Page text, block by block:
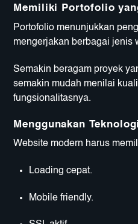
Memiliki Portofolio
Portofolio menunjukkan
mengerjakan berbagai jenis
Semakin beragam proyek
semakin mudah menilai
fungsionalitasnya.
Menggunakan
Website modern harus
Loading cepat.
Mobile friendly.